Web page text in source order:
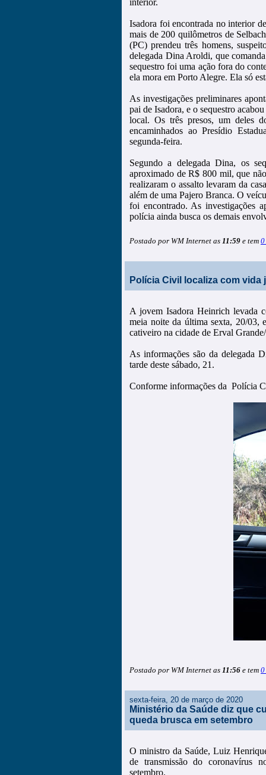
interior.
Isadora foi encontrada no interior
mais de 200 quilômetros de
(PC) prendeu três homens,
delegada Dina Aroldi, que
sequestro foi uma ação fora do
ela mora em Porto Alegre. Ela só
As investigações preliminares
pai de Isadora, e o sequestro
local. Os três presos, um deles
encaminhados ao Presídio
segunda-feira.
Segundo a delegada Dina, os
aproximado de R$ 800 mil, que
realizaram o assalto levaram da
além de uma Pajero Branca. O
foi encontrado. As investigações
polícia ainda busca os demais
Postado por WM Internet as 11:59 e tem 0
Polícia Civil localiza com vida
A jovem Isadora Heinrich levada
meia noite da última sexta, 20/
cativeiro na cidade de Erval
As informações são da delegada
tarde deste sábado, 21.
Conforme informações da Polícia
Postado por WM Internet as 11:56 e tem 0
sexta-feira, 20 de março de 2020
Ministério da Saúde diz que
queda brusca em setembro
O ministro da Saúde, Luiz
de transmissão do coronavírus
setembro.